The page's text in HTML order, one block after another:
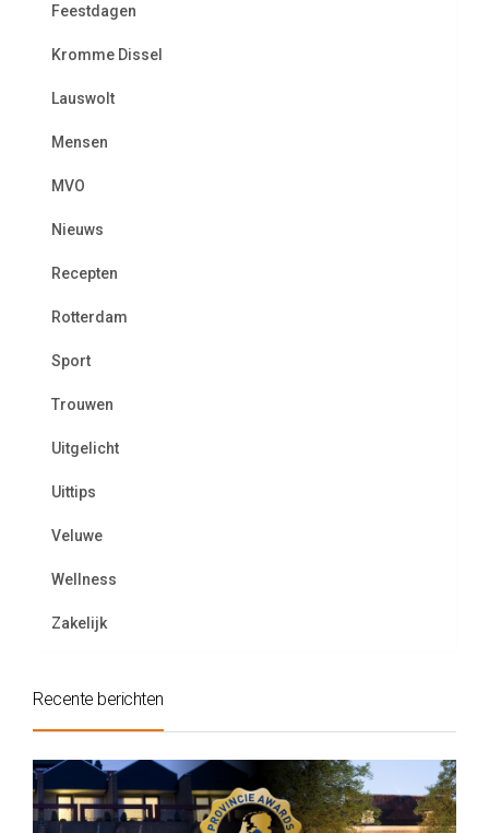
Feestdagen
Kromme Dissel
Lauswolt
Mensen
MVO
Nieuws
Recepten
Rotterdam
Sport
Trouwen
Uitgelicht
Uittips
Veluwe
Wellness
Zakelijk
Recente berichten